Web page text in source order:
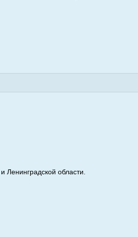
Ленинградской области.